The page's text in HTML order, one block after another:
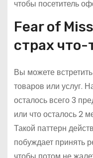
чтобы посетитель
Fear of
страх что-
Вы можете
товаров или услуг.
осталось всего 3
или что осталось 2
Такой паттерн
побуждает принять